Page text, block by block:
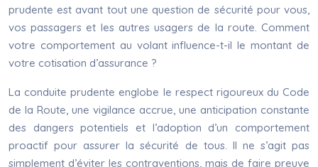
prudente est avant tout une question de sécurité pour vous,
vos passagers et les autres usagers de la route. Comment
votre comportement au volant influence-t-il le montant de
votre cotisation d’assurance ?
La conduite prudente englobe le respect rigoureux du Code
de la Route, une vigilance accrue, une anticipation constante
des dangers potentiels et l’adoption d’un comportement
proactif pour assurer la sécurité de tous. Il ne s’agit pas
simplement d’éviter les contraventions, mais de faire preuve